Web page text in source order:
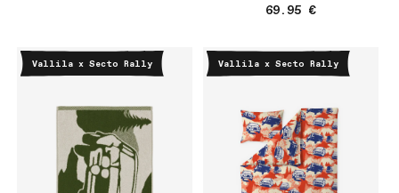
Normaalihinta
69.95 €
Vallila x Secto Rally Vallila x Secto Rally